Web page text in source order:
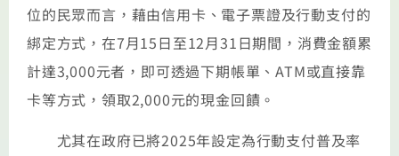
位的民眾而言，藉由信用卡、電子票證及行動支付的
綁定方式，在7月15日至12月31日期間，消費金額累
計達3,000元者，即可透過下期帳單、ATM或直接靠
卡等方式，領取2,000元的現金回饋。
尤其在政府已將2025年設定為行動支付普及率